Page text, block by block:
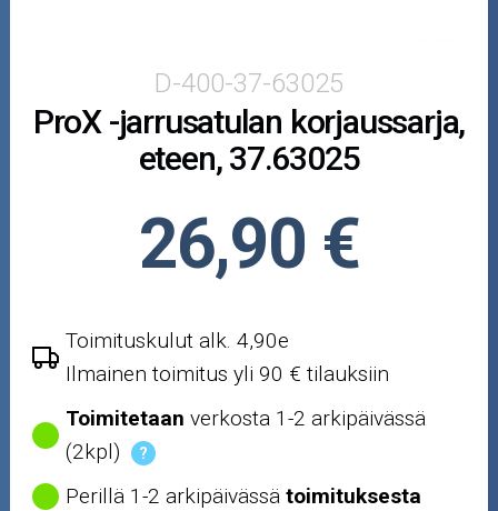
Öljyt ja kemikaalit
Outlet-tuotteet
D-400-37-63025
ProX -jarrusatulan korjaussarja,
eteen, 37.63025
26,90 €
Toimituskulut alk. 4,90e
Ilmainen toimitus yli 90 € tilauksiin
Toimitetaan verkosta 1-2 arkipäivässä
(2kpl)
?
Perillä 1-2 arkipäivässätoimituksesta